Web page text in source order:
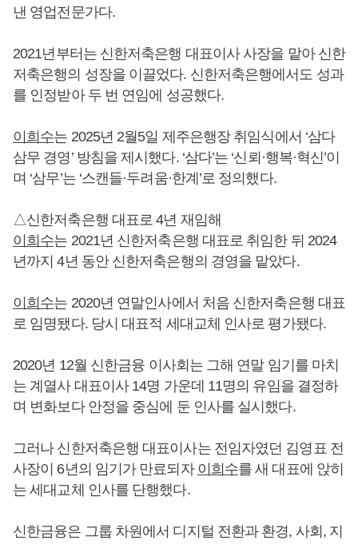
낸 영업전문가다.
2021년부터는 신한저축은행 대표이사 사장을 맡아 신한
저축은행의 성장을 이끌었다. 신한저축은행에서도 성과
를 인정받아 두 번 연임에 성공했다.
이희수는 2025년 2월5일 제주은행장 취임식에서 ‘삼다
삼무 경영’ 방침을 제시했다. ‘삼다’는 ‘신뢰·행복·혁신’이
며 ‘삼무’는 ‘스캔들·두려움·한계’로 정의했다.
△신한저축은행 대표로 4년 재임해
이희수는 2021년 신한저축은행 대표로 취임한 뒤 2024
년까지 4년 동안 신한저축은행의 경영을 맡았다.
이희수는 2020년 연말인사에서 처음 신한저축은행 대표
로 임명됐다. 당시 대표적 세대교체 인사로 평가됐다.
2020년 12월 신한금융 이사회는 그해 연말 임기를 마치
는 계열사 대표이사 14명 가운데 11명의 유임을 결정하
며 변화보다 안정을 중심에 둔 인사를 실시했다.
그러나 신한저축은행 대표이사는 전임자였던 김영표 전
사장이 6년의 임기가 만료되자 이희수를 새 대표에 앉히
는 세대교체 인사를 단행했다.
신한금융은 그룹 차원에서 디지털 전환과 환경, 사회, 지